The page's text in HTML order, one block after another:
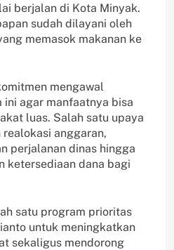
berjalan di Kota Minyak.
sudah dilayani oleh
memasok makanan ke
mengawal
agar manfaatnya bisa
luas. Salah satu upaya
anggaran,
perjalanan dinas hingga
ketersediaan dana bagi
satu program prioritas
untuk meningkatkan
sekaligus mendorong